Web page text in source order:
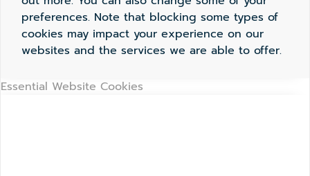
preferences. Note that blocking some types of
cookies may impact your experience on our
websites and the services we are able to offer.
Essential Website Cookies